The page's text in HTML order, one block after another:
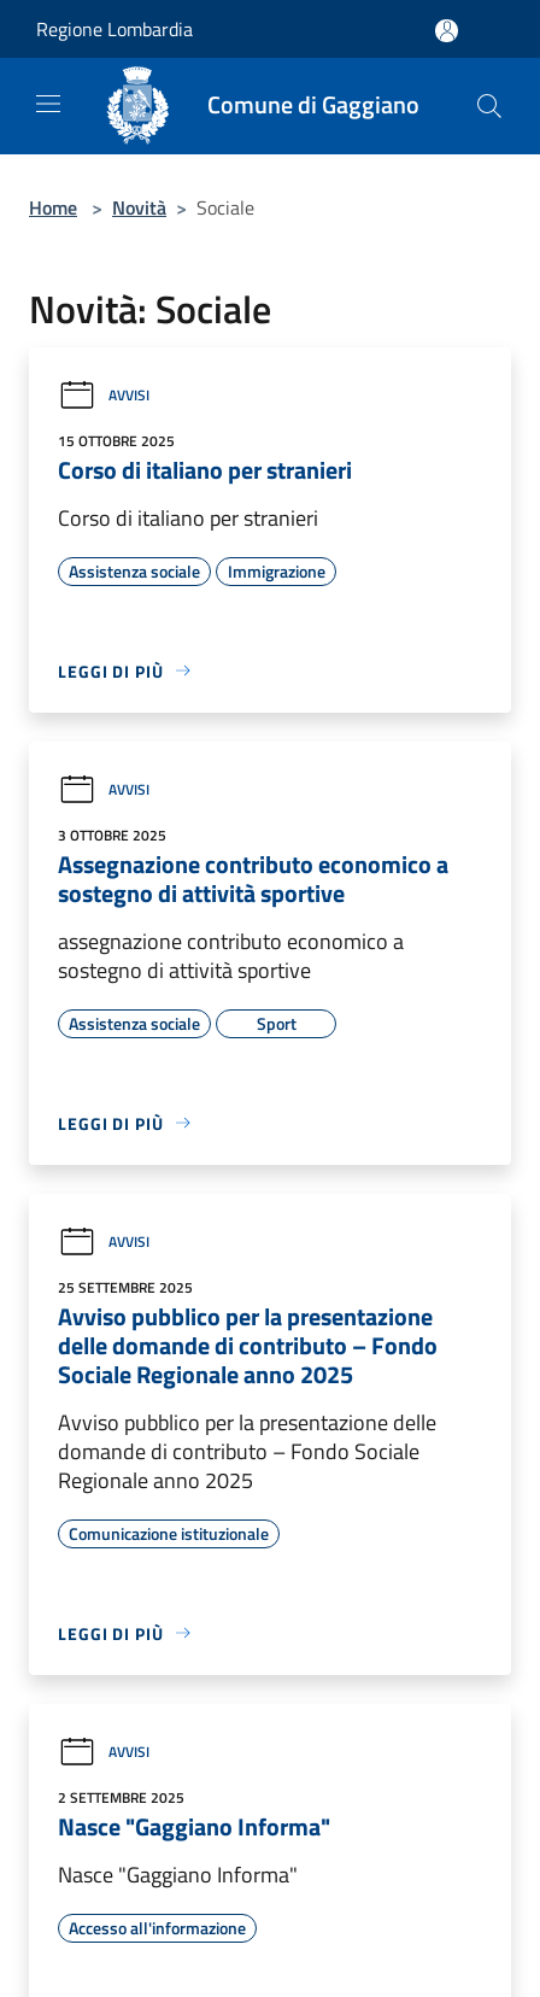
Regione Lombardia
Comune di Gaggiano
Home > Novità > Sociale
Novità: Sociale
AVVISI
15 OTTOBRE 2025
Corso di italiano per stranieri
Corso di italiano per stranieri
Assistenza sociale Immigrazione
LEGGI DI PIÙ
AVVISI
3 OTTOBRE 2025
Assegnazione contributo economico a
sostegno di attività sportive
assegnazione contributo economico a
sostegno di attività sportive
Assistenza sociale Sport
LEGGI DI PIÙ
AVVISI
25 SETTEMBRE 2025
Avviso pubblico per la presentazione
delle domande di contributo – Fondo
Sociale Regionale anno 2025
Avviso pubblico per la presentazione delle
domande di contributo – Fondo Sociale
Regionale anno 2025
Comunicazione istituzionale
LEGGI DI PIÙ
AVVISI
2 SETTEMBRE 2025
Nasce "Gaggiano Informa"
Nasce "Gaggiano Informa"
Accesso all'informazione